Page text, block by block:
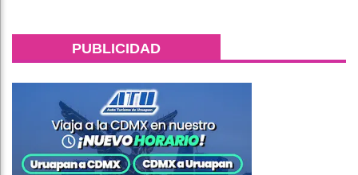
PUBLICIDAD